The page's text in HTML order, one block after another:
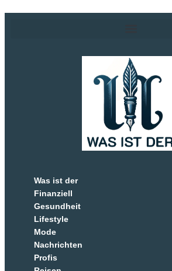
Was ist der
Finanziell
Gesundheit
Lifestyle
Mode
Nachrichten
Profis